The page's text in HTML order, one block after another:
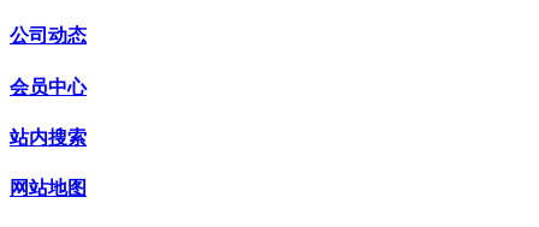
公司动态
会员中心
站内搜索
网站地图